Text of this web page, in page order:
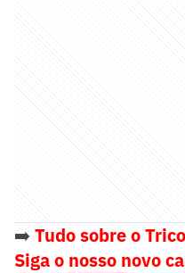
➡️ Tudo sobre o
Siga o nosso novo